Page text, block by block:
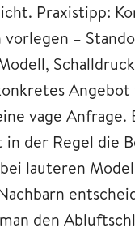
Praxistipp:
vorlegen –
vage Anfrage.
der Regel die
lauteren
den